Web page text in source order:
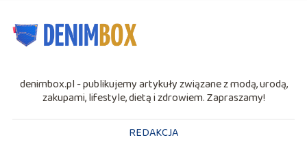
denimbox.pl - publikujemy artykuły związane z modą, urodą,
zakupami, lifestyle, dietą i zdrowiem. Zapraszamy!
REDAKCJA